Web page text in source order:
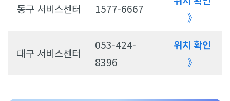
동구 서비스센터 1577-6667
》
대구 서비스센터
053-424-
8396
위치 확인
》